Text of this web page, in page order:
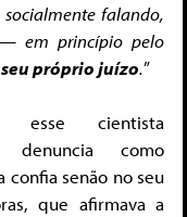
socialmente falando,
em princípio pelo
próprio juízo.”
esse cientista
denuncia como
senão no seu
que afirmava a